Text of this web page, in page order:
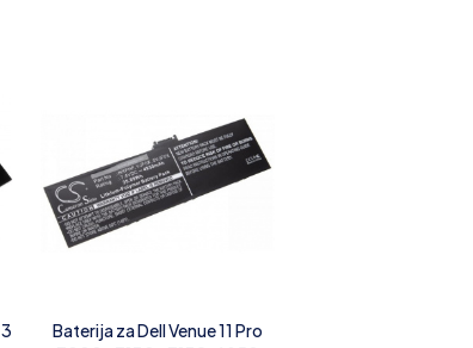
Baterija za Dell Venue 11 Pro